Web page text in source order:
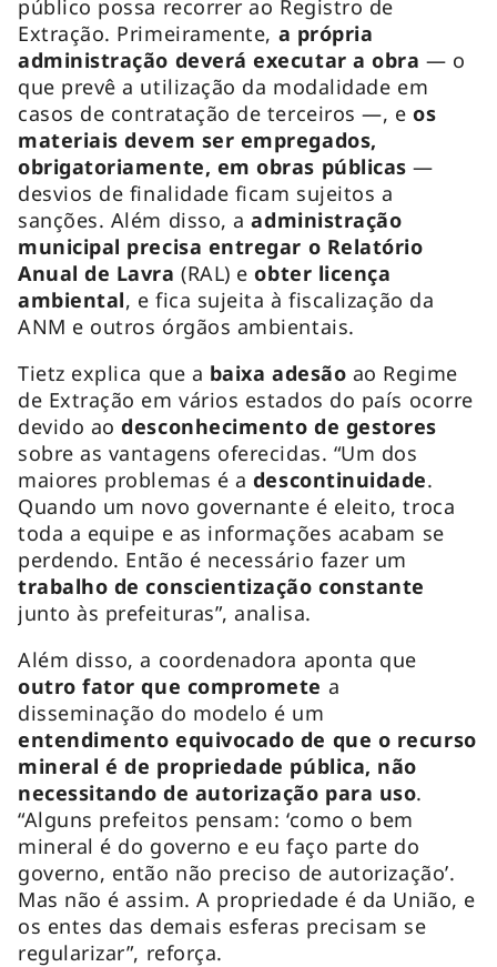
público possa recorrer ao Registro de
Extração. Primeiramente, a própria
administração deverá executar a obra — o
que prevê a utilização da modalidade em
casos de contratação de terceiros —, eos
materiais devem ser empregados,
obrigatoriamente, em obras públicas —
desvios de finalidade ficam sujeitos a
sanções. Além disso, aadministração
municipal precisa entregar o Relatório
Anual de Lavra(RAL) eobter licença
ambiental, e fica sujeita à fiscalização da
ANM e outros órgãos ambientais.
Tietz explica que a baixa adesão ao Regime
de Extração em vários estados do país ocorre
devido aodesconhecimento de gestores
sobre as vantagens oferecidas. “Um dos
maiores problemas é a descontinuidade.
Quando um novo governante é eleito, troca
toda a equipe e as informações acabam se
perdendo. Então é necessário fazer um
trabalho de conscientização constante
junto às prefeituras”, analisa.
Além disso, a coordenadora aponta que
outro fator que compromete a
disseminação do modelo é um
entendimento equivocado de que o recurso
mineral é de propriedade pública, não
necessitando de autorização para uso.
“Alguns prefeitos pensam: ‘como o bem
mineral é do governo e eu faço parte do
governo, então não preciso de autorização’.
Mas não é assim. A propriedade é da União, e
os entes das demais esferas precisam se
regularizar”, reforça.